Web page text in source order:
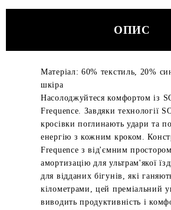
ОПИС
Матеріал: 60% текстиль, 20%
шкіра
Насолоджуйтеся комфортом із
Frequence. Завдяки технології
кросівки поглинають удари та
енергію з кожним кроком.
Frequence з від'ємним
амортизацію для ультрам'якої
для відданих бігунів, які
кілометрами, цей преміальний
виводить продуктивність і